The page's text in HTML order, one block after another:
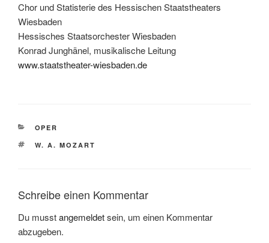
Chor und Statisterie des Hessischen Staatstheaters
Wiesbaden
Hessisches Staatsorchester Wiesbaden
Konrad Junghänel, musikalische Leitung
www.staatstheater-wiesbaden.de
KATEGORIEN
OPER
SCHLAGWÖRTER
W. A. MOZART
Schreibe einen Kommentar
Du musstangemeldetsein, um einen Kommentar
abzugeben.